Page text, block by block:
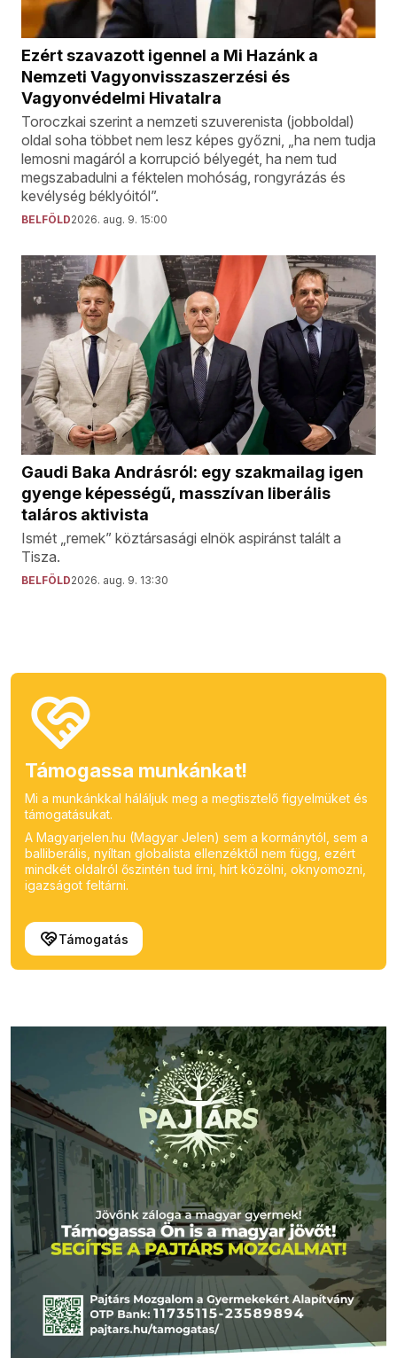
Ezért szavazott igennel a Mi Hazánk a
Nemzeti Vagyonvisszaszerzési és
Vagyonvédelmi Hivatalra
Toroczkai szerint a nemzeti szuverenista (jobboldal)
oldal soha többet nem lesz képes győzni, „ha nem tudja
lemosni magáról a korrupció bélyegét, ha nem tud
megszabadulni a féktelen mohóság, rongyrázás és
kevélység béklyóitól”.
BELFÖLD2026. aug. 9. 15:00
Gaudi Baka Andrásról: egy szakmailag igen
gyenge képességű, masszívan liberális
taláros aktivista
Ismét „remek” köztársasági elnök aspiránst talált a
Tisza.
BELFÖLD2026. aug. 9. 13:30
Támogassa munkánkat!
Mi a munkánkkal háláljuk meg a megtisztelő figyelmüket és
támogatásukat.
A Magyarjelen.hu (Magyar Jelen) sem a kormánytól, sem a
balliberális, nyíltan globalista ellenzéktől nem függ, ezért
mindkét oldalról őszintén tud írni, hírt közölni, oknyomozni,
igazságot feltárni.
Támogatás